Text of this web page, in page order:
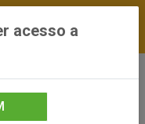
em até 24h
acesso a